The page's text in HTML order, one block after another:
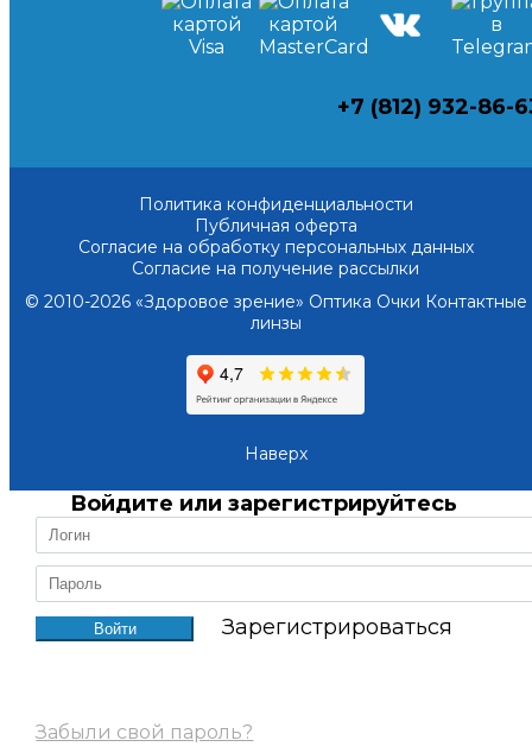
+7 (812) 932-86-
Политика конфиденциальности
Публичная оферта
Согласие на обработку персональных данных
Согласие на получение рассылки
© 2010-2026 «Здоровое зрение» Оптика Очки Контактные
линзы
Наверх
Войдите или зарегистрируйтесь
Зарегистрироваться
Забыли свой пароль?